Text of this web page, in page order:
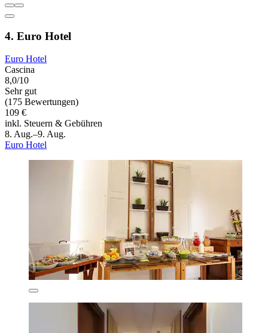
4. Euro Hotel
Euro Hotel
Cascina
8,0/10
Sehr gut
(175 Bewertungen)
109 €
inkl. Steuern & Gebühren
8. Aug.–9. Aug.
Euro Hotel